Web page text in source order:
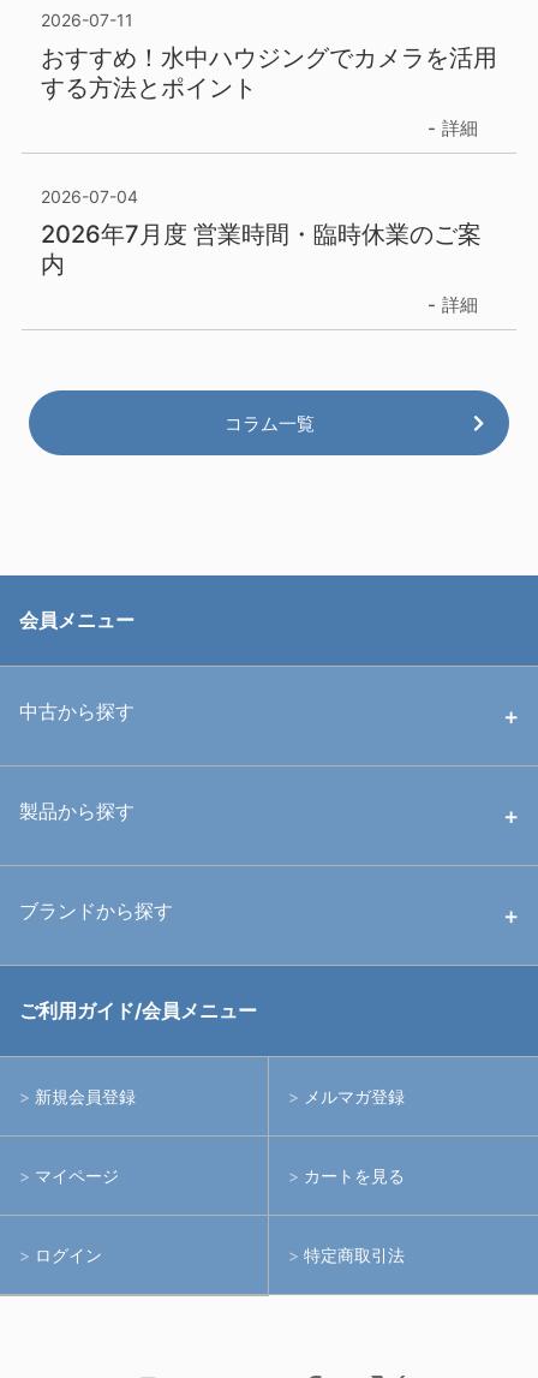
2026-07-11
おすすめ！水中ハウジングでカメラを活用
する方法とポイント
詳細
2026-07-04
2026年7月度 営業時間・臨時休業のご案
内
詳細
コラム一覧
会員メニュー
中古から探す
中古ハウジング
中古アームシステム
製品から探す
ハウジング
水中用品
ブランドから探す
RGBlue
イノン
フィッシュアイ
ご利用ガイド/会員メニュー
新規会員登録 メルマガ登録
マイページ カートを見る
ログイン 特定商取引法